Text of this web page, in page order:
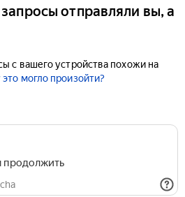
отправляли вы, а
с вашего устройства похожи на
могло произойти?